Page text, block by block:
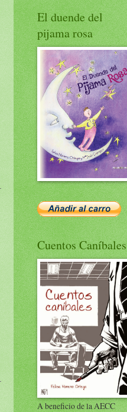
El duende del
pijama rosa
Cuentos Caníbales
A beneficio de la AECC